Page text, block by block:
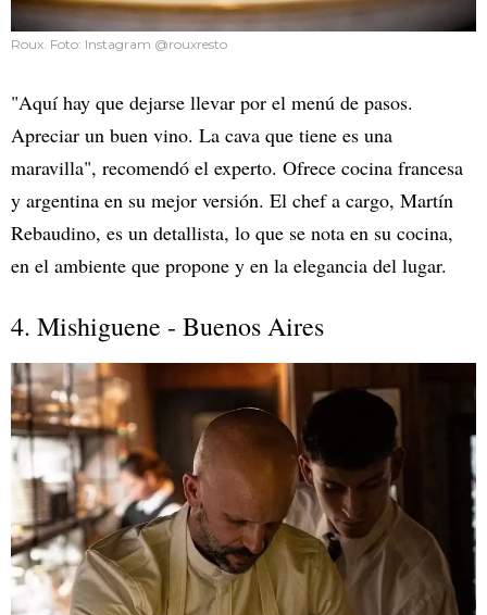
Roux. Foto: Instagram @rouxresto
"Aquí hay que dejarse llevar por el menú de pasos.
Apreciar un buen vino. La cava que tiene es una
maravilla", recomendó el experto. Ofrece cocina francesa
y argentina en su mejor versión. El chef a cargo, Martín
Rebaudino, es un detallista, lo que se nota en su cocina,
en el ambiente que propone y en la elegancia del lugar.
4. Mishiguene - Buenos Aires